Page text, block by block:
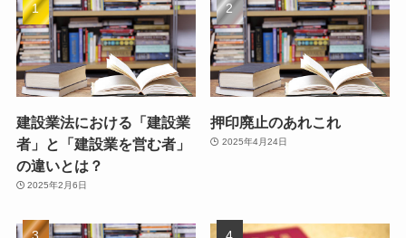
建設業法における「建設業
者」と「建設業を営む者」
の違いとは？
2025年2月6日
押印廃止のあれこれ
2025年4月24日